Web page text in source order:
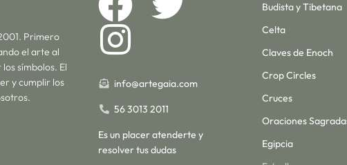
Primero
el arte al
símbolos. El
y cumplir los
info@artegaia.com
56 3013 2011
Es un placer atenderte y
resolver tus dudas
Budista y Tibetana
Celta
Claves de Enoch
Crop Circles
Cruces
Oraciones
Egipcia